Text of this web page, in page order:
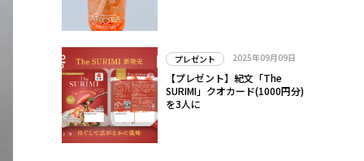
プレゼント 2025年09月09日
【プレゼント】紀文「The
SURIMI」クオカード(1000円分)
を3人に